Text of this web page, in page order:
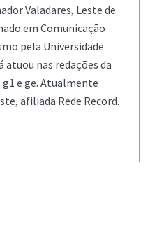
Valadares, Leste de
em Comunicação
pela Universidade
atuou nas redações da
e ge. Atualmente
afiliada Rede Record.